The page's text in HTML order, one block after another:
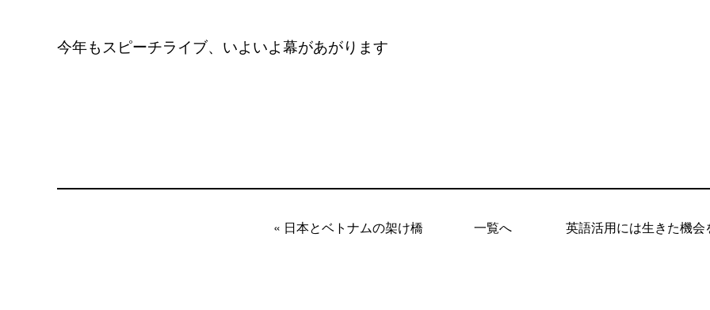
今年もスピーチライブ、いよいよ幕があがります
« 日本とベトナムの架け橋 一覧へ 英語活用には生きた機会